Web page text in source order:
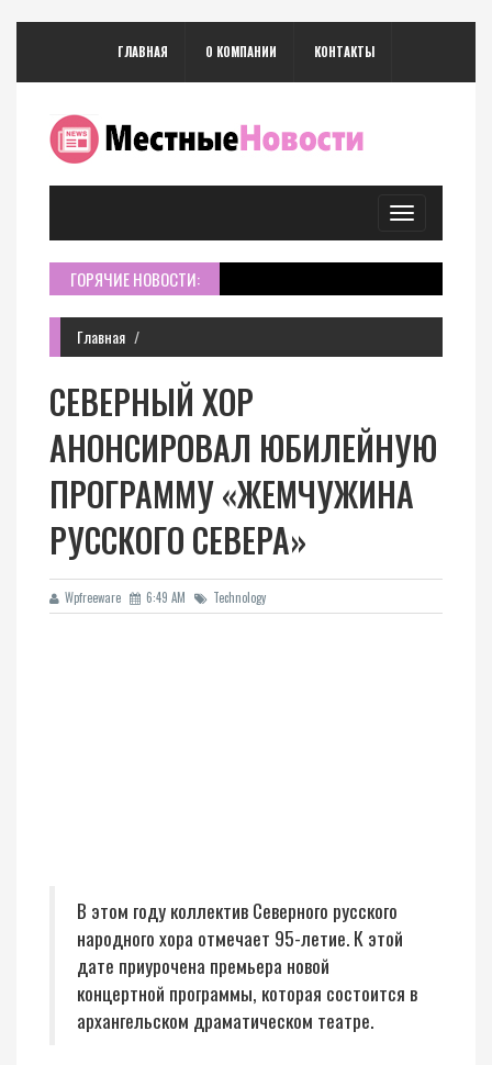
ГЛАВНАЯ О КОМПАНИИ КОНТАКТЫ
Toggle
navigation
ГОРЯЧИЕ НОВОСТИ:
Главная
СЕВЕРНЫЙ ХОР
АНОНСИРОВАЛ ЮБИЛЕЙНУЮ
ПРОГРАММУ «ЖЕМЧУЖИНА
РУССКОГО СЕВЕРА»
Wpfreeware 6:49 AM Technology
В этом году коллектив Северного русского
народного хора отмечает 95-летие. К этой
дате приурочена премьера новой
концертной программы, которая состоится в
архангельском драматическом театре.